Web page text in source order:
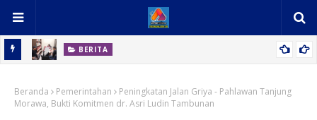
BERITA
Kejaksaan Negeri Dompu
Beranda Pemerintahan
Peningkatan Jalan Griya - Pahlawan Tanjung
Morawa, Bukti Komitmen dr. Asri Ludin Tambunan